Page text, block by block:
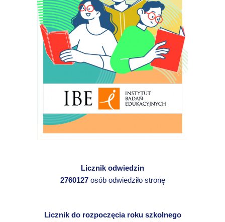
Licznik odwiedzin
2760127osób odwiedziło stronę
Licznik do rozpoczęcia roku szkolnego